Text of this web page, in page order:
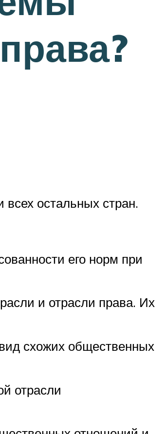
остальных стран.
его норм при
и отрасли права. Их
схожих общественных
отрасли